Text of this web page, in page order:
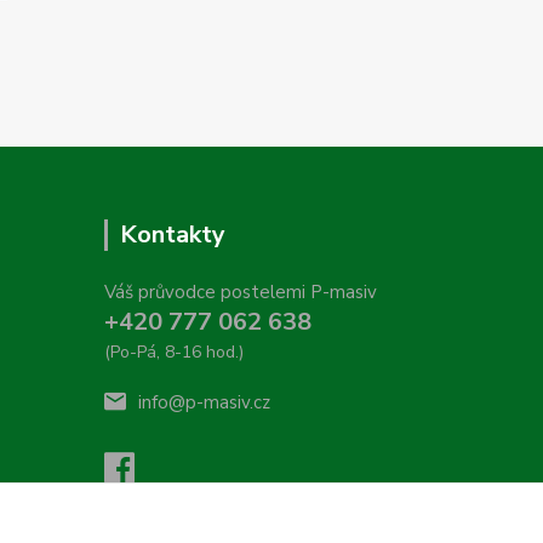
Kontakty
Váš průvodce postelemi P-masiv
+420 777 062 638
(Po-Pá, 8-16 hod.)
info@p-masiv.cz